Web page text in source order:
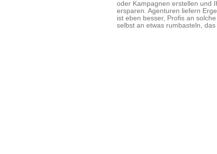
oder Kampagnen erstellen und
ersparen. Agenturen liefern
ist eben besser, Profis an
selbst an etwas rumbasteln,